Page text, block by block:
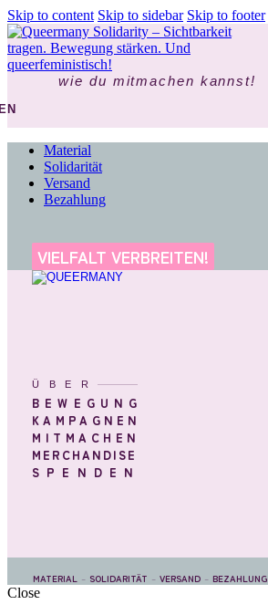
Skip to content Skip to sidebar Skip to footer
wie du mitmachen kannst!
Material
Solidarität
Versand
Bezahlung
VIELFALT VERBREITEN!
ÜBER
BEWEGUNG
KAMPAGNEN
MITMACHEN
MERCHANDISE
SPENDEN
MATERIAL – SOLIDARITÄT – VERSAND – BEZAHLUNG
Close